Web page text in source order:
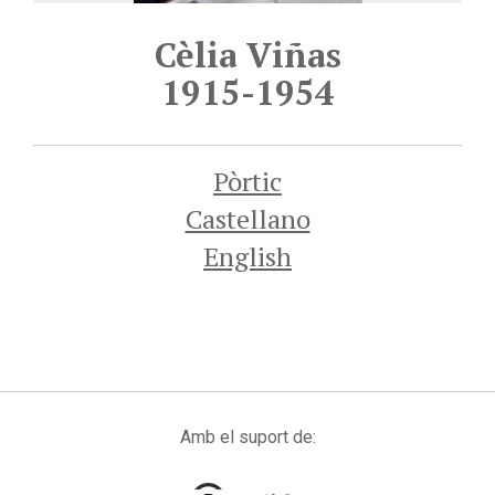
Cèlia Viñas
1915-1954
Pòrtic
Castellano
English
Amb el suport de: